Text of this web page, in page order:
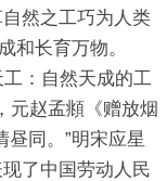
然之工巧为人类
和长育万物。
工：自然天成的工
元赵孟頫《赠放烟
昼同。”明宋应星
了中国劳动人民